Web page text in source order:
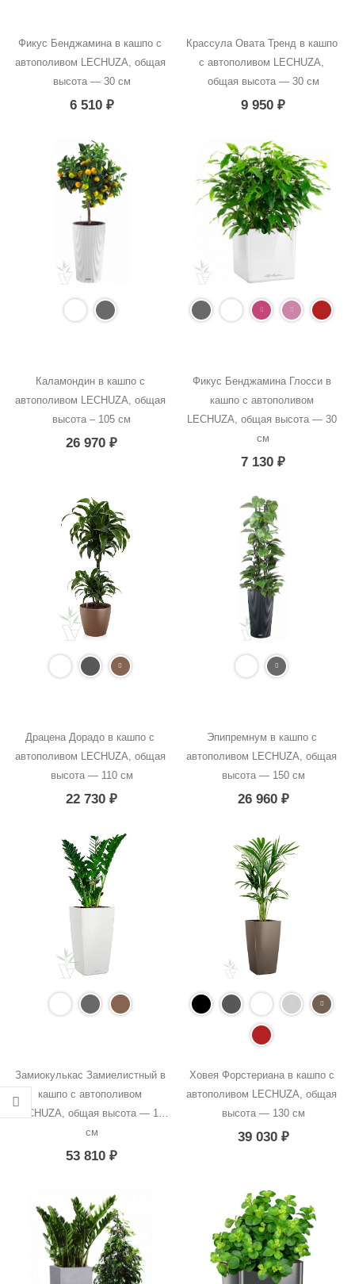
Фикус Бенджамина в кашпо с
автополивом LECHUZA, общая
высота — 30 см
6 510 ₽
Крассула Овата Тренд в кашпо
с автополивом LECHUZA,
общая высота — 30 см
9 950₽
Каламондин в кашпо с
автополивом LECHUZA, общая
высота – 105 см
26 970₽
Фикус Бенджамина Глосси в
кашпо с автополивом
LECHUZA, общая высота — 30
см
7 130₽
Драцена Дорадо в кашпо с
автополивом LECHUZA, общая
высота — 110 см
22 730₽
Эпипремнум в кашпо с
автополивом LECHUZA, общая
высота — 150 см
26 960 ₽
Замиокулькас Замиелистный в
кашпо с автополивом
LECHUZA, общая высота — 150
см
53 810₽
Ховея Форстериана в кашпо с
автополивом LECHUZA, общая
высота — 130 см
39 030 ₽